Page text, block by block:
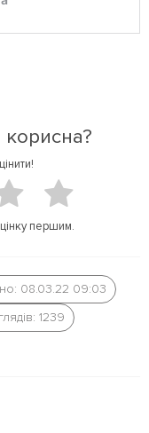
корисна?
першим.
08.03.22 09:03
1239